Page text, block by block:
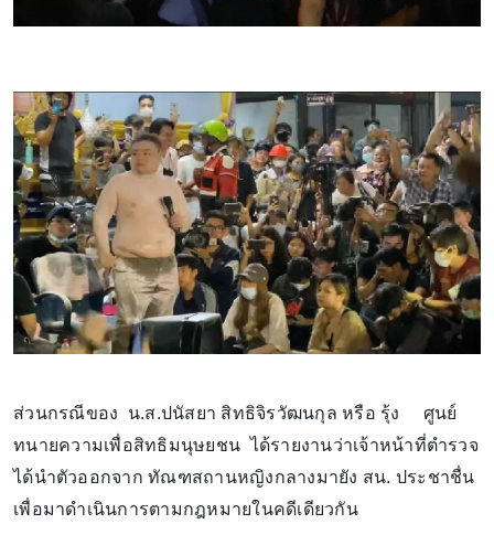
ส่วนกรณีของ น.ส.ปนัสยา สิทธิจิรวัฒนกุล หรือ รุ้ง ศูนย์
ทนายความเพื่อสิทธิมนุษยชน ได้รายงานว่าเจ้าหน้าที่ตำรวจ
ได้นำตัวออกจาก ทัณฑสถานหญิงกลางมายัง สน. ประชาชื่น
เพื่อมาดำเนินการตามกฎหมายในคดีเดียวกัน